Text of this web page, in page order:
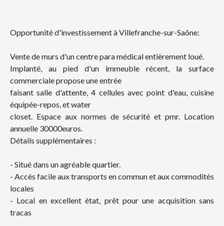
Opportunité d'investissement à Villefranche-sur-Saône:
Vente de murs d'un centre para médical entièrement loué.
Implanté, au pied d'un immeuble récent, la surface
commerciale propose une entrée
faisant salle d'attente, 4 cellules avec point d'eau, cuisine
équipée-repos, et water
closet. Espace aux normes de sécurité et pmr. Location
annuelle 30000euros.
Détails supplémentaires :
- Situé dans un agréable quartier.
- Accès facile aux transports en commun et aux commodités
locales
- Local en excellent état, prêt pour une acquisition sans
tracas